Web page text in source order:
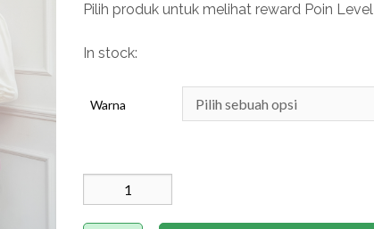
Pilih produk untuk melihat reward Poin Level
In stock:
Warna